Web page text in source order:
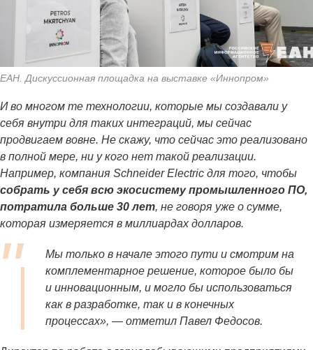
ЕАН. Дискуссионная площадка на выставке «Иннопром»
И во многом те технологии, которые мы создавали у
себя внутри для таких интеграций, мы сейчас
продвигаем вовне. Не скажу, что сейчас это реализовано
в полной мере, ни у кого нет такой реализации.
Например, компания Schneider Electric для того, чтобы
собрать у себя всю экосистему промышленного ПО,
потратила больше 30 лет, не говоря уже о сумме,
которая измеряется в миллиардах долларов.
Мы только в начале этого пути и смотрим на
комплементарное решение, которое было бы
и инновационным, и могло бы использоваться
как в разработке, так и в конечных
процессах», — отметил Павел Федосов.